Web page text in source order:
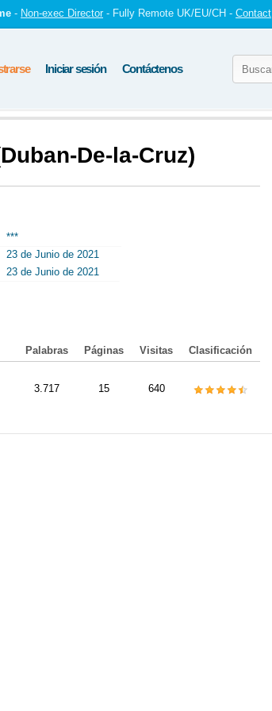
- Non-exec Director - Fully Remote UK/EU/CH - Contact
Iniciar sesión Contáctenos
De-la-Cruz)
***
23 de Junio de 2021
23 de Junio de 2021
Palabras Páginas Visitas Clasificación
3.717 15 640